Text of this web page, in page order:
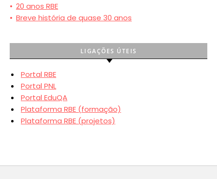
• 20 anos RBE
• Breve história de quase 30 anos
LIGAÇÕES ÚTEIS
Portal RBE
Portal PNL
Portal EduQA
Plataforma RBE (formação)
Plataforma RBE (projetos)